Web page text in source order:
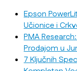
Epson
Učionice i
PMA
Prodajom u
7 Ključnih